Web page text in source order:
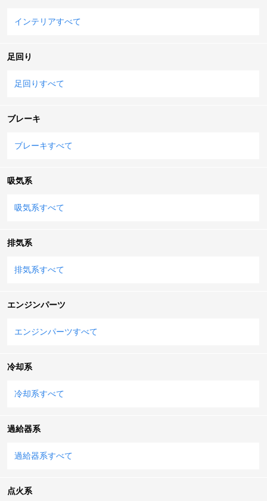
インテリアすべて
足回り
足回りすべて
ブレーキ
ブレーキすべて
吸気系
吸気系すべて
排気系
排気系すべて
エンジンパーツ
エンジンパーツすべて
冷却系
冷却系すべて
過給器系
過給器系すべて
点火系